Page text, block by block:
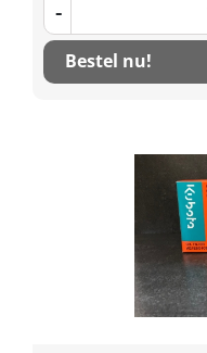
-
Bestel nu!